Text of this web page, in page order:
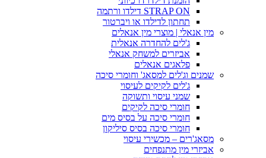
STRAP ON דילדו ורתמה
תחתון לדילדו או ויברטור
מין אנאלי | מוצרי מין אנאלים
ג'לים להחדרה אנאלית
אביזרים למשחק אנאלי
פלאגים אנאלים
שמנים וג'לים למסאג' וחומרי סיכה
ג'לים לקיקים לעיסוי
שמני עיסוי ותשוקה
חומרי סיכה לקיקים
חומרי סיכה על בסיס מים
חומרי סיכה בסיס סיליקון
מסאג'רים – מכשירי עיסוי
אביזרי מין מתנפחים